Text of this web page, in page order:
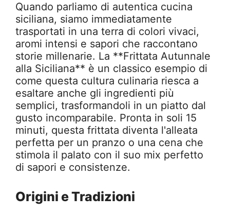
Quando parliamo di autentica cucina
siciliana, siamo immediatamente
trasportati in una terra di colori vivaci,
aromi intensi e sapori che raccontano
storie millenarie. La **Frittata Autunnale
alla Siciliana** è un classico esempio di
come questa cultura culinaria riesca a
esaltare anche gli ingredienti più
semplici, trasformandoli in un piatto dal
gusto incomparabile. Pronta in soli 15
minuti, questa frittata diventa l'alleata
perfetta per un pranzo o una cena che
stimola il palato con il suo mix perfetto
di sapori e consistenze.
Origini e Tradizioni